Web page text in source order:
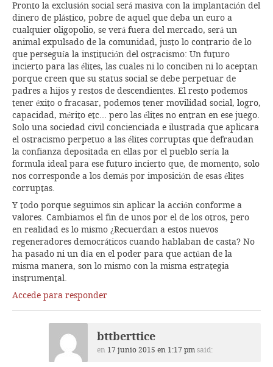
Pronto la exclusión social será masiva con la implantación del
dinero de plástico, pobre de aquel que deba un euro a
cualquier oligopolio, se verá fuera del mercado, será un
animal expulsado de la comunidad, justo lo contrario de lo
que perseguía la institución del ostracismo: Un futuro
incierto para las élites, las cuales ni lo conciben ni lo aceptan
porque creen que su status social se debe perpetuar de
padres a hijos y restos de descendientes. El resto podemos
tener éxito o fracasar, podemos tener movilidad social, logro,
capacidad, mérito etc… pero las élites no entran en ese juego.
Solo una sociedad civil concienciada e ilustrada que aplicara
el ostracismo perpetuo a las élites corruptas que defraudan
la confianza depositada en ellas por el pueblo sería la
formula ideal para ese futuro incierto que, de momento, solo
nos corresponde a los demás por imposición de esas élites
corruptas.
Y todo porque seguimos sin aplicar la acción conforme a
valores. Cambiamos el fin de unos por el de los otros, pero
en realidad es lo mismo ¿Recuerdan a estos nuevos
regeneradores democráticos cuando hablaban de casta? No
ha pasado ni un día en el poder para que actúan de la
misma manera, son lo mismo con la misma estrategia
instrumental.
Accede para responder
bttberttice
en 17 junio 2015 en 1:17 pm said: